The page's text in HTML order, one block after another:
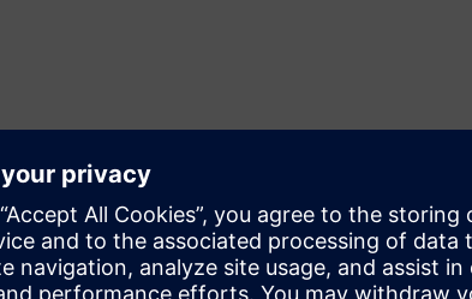
ili nadograđuje Siemens Xcelerator
rješenje stvaranjem novog proizvoda ili stvara
korisničko rješenje integracijom Siemens Xcelerator